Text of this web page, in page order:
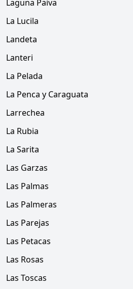
Laguna Paiva
La Lucila
Landeta
Lanteri
La Pelada
La Penca y Caraguata
Larrechea
La Rubia
La Sarita
Las Garzas
Las Palmas
Las Palmeras
Las Parejas
Las Petacas
Las Rosas
Las Toscas